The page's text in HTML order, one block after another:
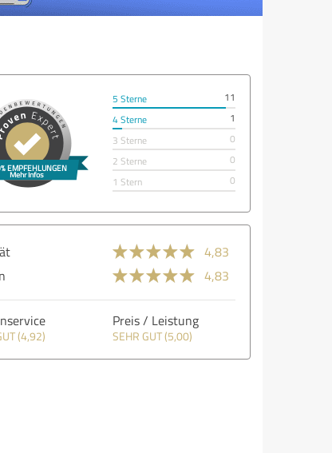
5 Sterne
11
4 Sterne
1
3 Sterne
0
2 Sterne
0
1 Stern
0
4,83
4,83
(4,92)
Preis / Leistung
SEHR GUT (5,00)